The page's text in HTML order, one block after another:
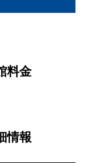
料金
情報